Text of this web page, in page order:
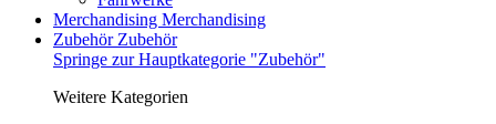
Merchandising Merchandising
Zubehör Zubehör
Springe zur Hauptkategorie "Zubehör"
Weitere Kategorien